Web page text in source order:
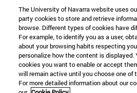
The University of Navarra website uses
party cookies to store and retrieve
browse. Different types of cookies have
For example, to identify you as a user,
about your browsing habits respecting
personalize how the content is displayed.
cookies you want to enable or accept
will remain active until you choose one of
For more detailed information about our